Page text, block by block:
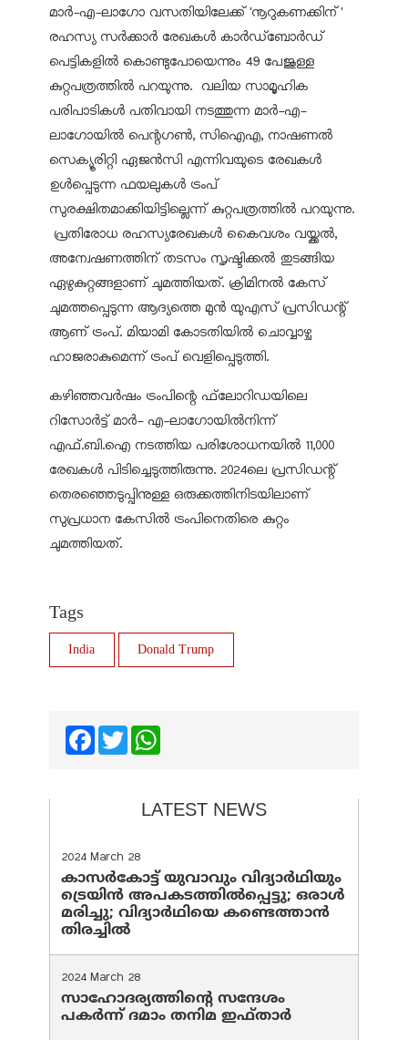
മാർ-എ-ലാഗോ വസതിയിലേക്ക് 'നൂറുകണക്കിന്'
രഹസ്യ സർക്കാർ രേഖകൾ കാർഡ്‌ബോർഡ്
പെട്ടികളിൽ കൊണ്ടുപോയെന്നും 49 പേജുള്ള
കുറ്റപത്രത്തിൽ പറയുന്നു. വലിയ സാമൂഹിക
പരിപാടികൾ പതിവായി നടത്തുന്ന മാർ-എ-
ലാഗോയിൽ പെന്റഗൺ, സിഐഎ, നാഷണൽ
സെക്യൂരിറ്റി ഏജൻസി എന്നിവയുടെ രേഖകൾ
ഉൾപ്പെടുന്ന ഫയലുകൾ ട്രംപ്
സുരക്ഷിതമാക്കിയിട്ടില്ലെന്ന് കുറ്റപത്രത്തിൽ പറയുന്നു.
പ്രതിരോധ രഹസ്യരേഖകൾ കൈവശം വയ്ക്കൽ,
അന്വേഷണത്തിന് തടസം സൃഷ്ടിക്കൽ തുടങ്ങിയ
ഏഴുകുറ്റങ്ങളാണ് ചുമത്തിയത്. ക്രിമിനൽ കേസ്
ചുമത്തപ്പെടുന്ന ആദ്യത്തെ മുൻ യുഎസ് പ്രസിഡന്റ്
ആണ് ട്രംപ്. മിയാമി കോടതിയിൽ ചൊവ്വാഴ്ച
ഹാജരാകുമെന്ന് ട്രംപ് വെളിപ്പെടുത്തി.
കഴിഞ്ഞവർഷം ട്രംപിന്റെ ഫ്‌ലോറിഡയിലെ
റിസോർട്ട് മാർ- എ-ലാഗോയിൽനിന്ന്
എഫ്.ബി.ഐ നടത്തിയ പരിശോധനയിൽ 11,000
രേഖകൾ പിടിച്ചെടുത്തിരുന്നു. 2024ലെ പ്രസിഡന്റ്
തെരഞ്ഞെടുപ്പിനുള്ള ഒരുക്കത്തിനിടയിലാണ്
സുപ്രധാന കേസിൽ ട്രംപിനെതിരെ കുറ്റം
ചുമത്തിയത്.
Tags
India Donald Trump
FacebookTwitter
LATEST NEWS
2024 March 28
കാസർകോട്ട് യുവാവും വിദ്യാർഥിയും
ട്രെയിൻ അപകടത്തിൽപ്പെട്ടു; ഒരാൾ
മരിച്ചു; വിദ്യാർഥിയെ കണ്ടെത്താൻ
തിരച്ചിൽ
2024 March 28
സാഹോദര്യത്തിന്റെ സന്ദേശം
പകർന്ന് ദമാം തനിമ ഇഫ്‌താർ